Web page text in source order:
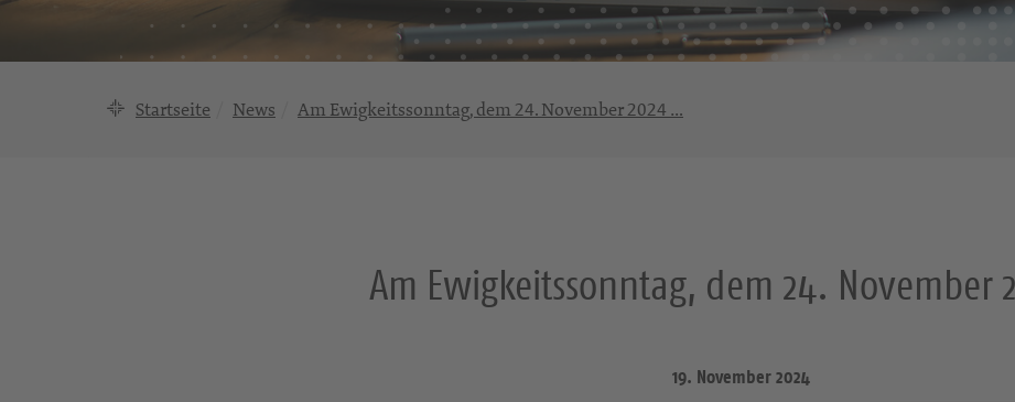
Startseite News Am Ewigkeitssonntag, dem 24. November 2024 …
Am Ewigkeitssonntag, dem 24. November
19. November 2024